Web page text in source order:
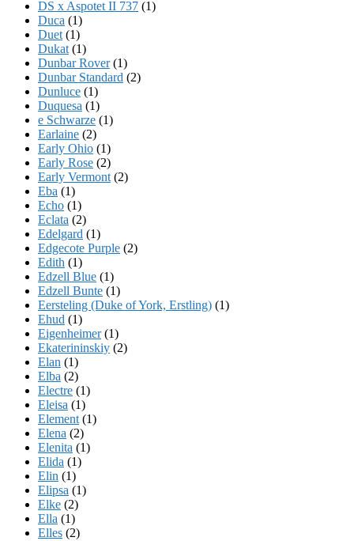
DS x Aspotet II 737 (1)
Duca (1)
Duet (1)
Dukat (1)
Dunbar Rover(1)
Dunbar Standard (2)
Dunluce (1)
Duquesa (1)
e Schwarze (1)
Earlaine (2)
Early Ohio (1)
Early Rose (2)
Early Vermont (2)
Eba (1)
Echo (1)
Eclata (2)
Edelgard (1)
Edgecote Purple (2)
Edith (1)
Edzell Blue (1)
Edzell Bunte (1)
Eersteling (Duke of York, Erstling) (1)
Ehud (1)
Eigenheimer(1)
Ekaterininskiy (2)
Elan (1)
Elba (2)
Electre (1)
Eleisa (1)
Element (1)
Elena (2)
Elenita (1)
Elida (1)
Elin (1)
Elipsa (1)
Elke (2)
Ella (1)
Elles (2)